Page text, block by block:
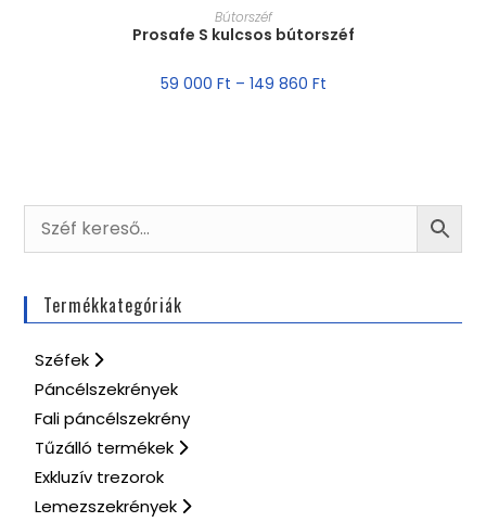
MÉRET VÁLASZTÁSA
Bútorszéf
Prosafe S kulcsos bútorszéf
59 000 Ft – 149 860 Ft
Termékkategóriák
Széfek
Páncélszekrények
Fali páncélszekrény
Tűzálló termékek
Exkluzív trezorok
Lemezszekrények